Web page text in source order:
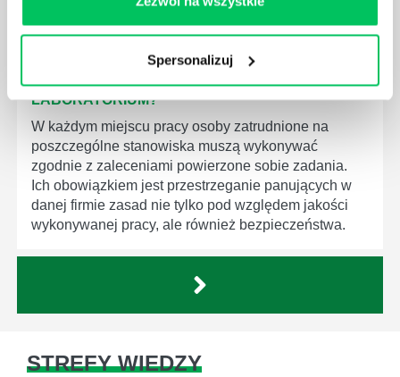
Spersonalizuj
LABORATORIUM?
W każdym miejscu pracy osoby zatrudnione na
poszczególne stanowiska muszą wykonywać
zgodnie z zaleceniami powierzone sobie zadania.
Ich obowiązkiem jest przestrzeganie panujących w
danej firmie zasad nie tylko pod względem jakości
wykonywanej pracy, ale również bezpieczeństwa.
STREFY WIEDZY